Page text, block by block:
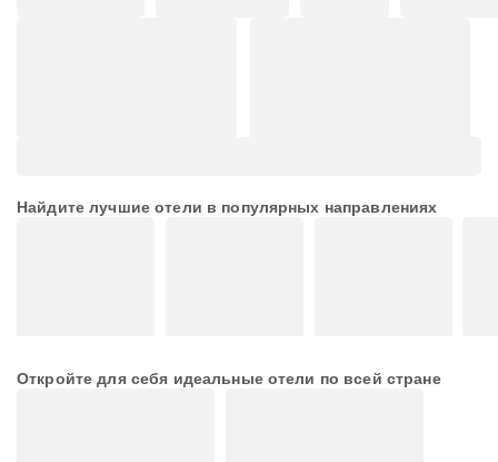
Найдите лучшие отели в популярных направлениях
Откройте для себя идеальные отели по всей стране